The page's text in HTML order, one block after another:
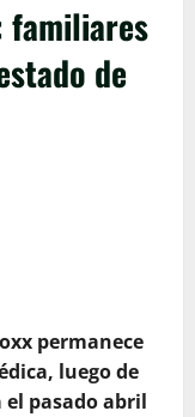
familiares
de
permanece
luego de
pasado abril